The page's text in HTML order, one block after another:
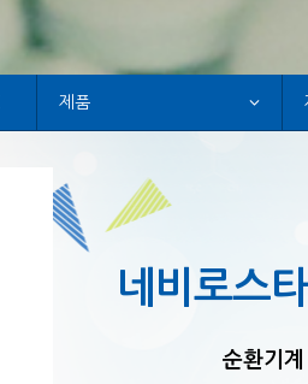
제품
네비로스
순환기